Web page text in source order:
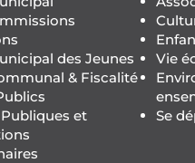
des Jeunes
& Fiscalité
et
Vie
Se